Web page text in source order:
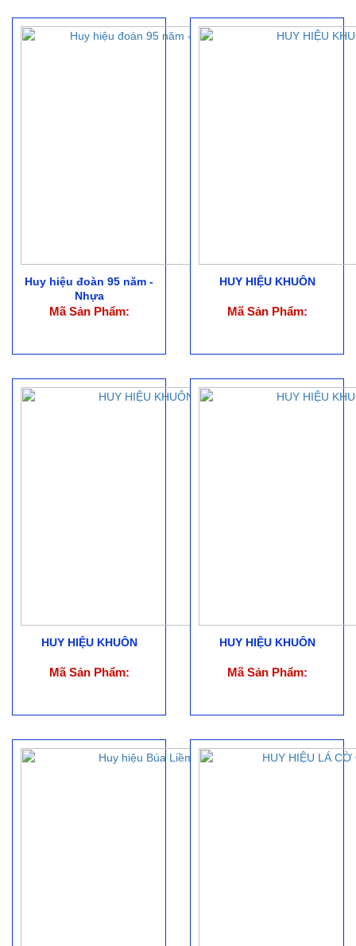
Huy hiệu đoàn 95 năm -
Nhựa
Mã Sản Phẩm:
HUY HIỆU KHUÔN
Mã Sản Phẩm:
HUY HIỆU KHUÔN
Mã Sản Phẩm:
HUY HIỆU KHUÔN
Mã Sản Phẩm: